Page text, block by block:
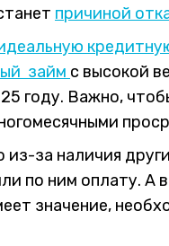
причиной
займ с высокой
году. Важно,
за наличия
по ним оплату. А
значение,